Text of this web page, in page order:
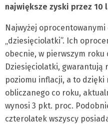
największe zyski przez 10
Najwyżej oprocentowanymi
„dziesięciolatki”. Ich
obecnie, w pierwszym roku
Dziesięciolatki, gwarantują
poziomu inflacji, a to dzięki
obliczanego co roku,
wynosi 3 pkt. proc.
czterolatek wszyscy